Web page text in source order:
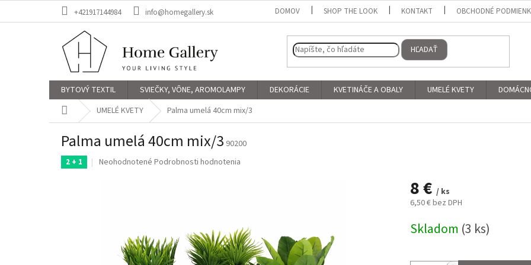
+421917144984 info@homegallery.sk DOMOV SHOP THE LOOK KONTAKT OBCHODNÉ
HĽADAŤ
BYTOVÝ TEXTIL SVIEČKY, VÔNE, AROMOLAMPY DEKORÁCIE KVETINÁČE A OBALY UMELÉ KVETY
DomovUMELÉ KVETY Palma umelá 40cm mix/3
Palma umelá 40cm mix/3 90200
2 + 1
Priemerné
hviezdičiek.
Neohodnotené Podrobnosti hodnotenia
8 € / ks
6,50 € bez DPH
cena:
Skladom (3 ks)